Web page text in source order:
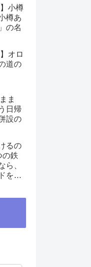
小樽
樽あ
の名
オロ
道の
ま
日帰
設の
るの
の鉄
ら、
を見